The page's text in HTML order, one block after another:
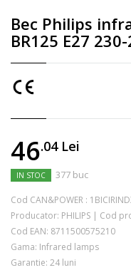
Bec Philips
BR125 E27
46.04Lei
IN STOC 377 buc
Cod CAN&POWER :
Producator: PHILIPS | Cod
Cod EAN: 8711500575210
Gama: Infrared lamps
Garantie: 24 luni